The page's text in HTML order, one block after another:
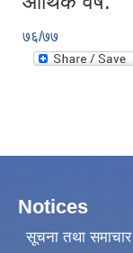
७६/७७
Notices
सूचना तथा समाचार